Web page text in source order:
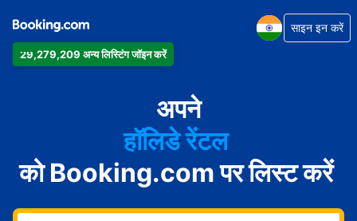
29,279,209 अन्य लिस्टिंग जॉइन करें
साइन इन करें
अपने
अपार्टमेंट
होटल
हॉलिडे रेंटल
गेस्ट हाउस
बेड एंड ब्रेकफ़ास्ट
को Booking.com पर लिस्ट करें